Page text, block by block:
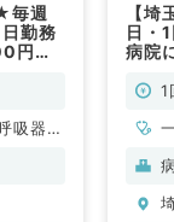
毎週
勤務
円★
吸器内
【
日・
病院
1